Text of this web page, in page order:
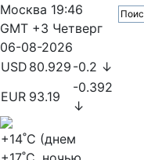
Москва 19:46
GMT +3 Четверг
06-08-2026
USD 80.929 -0.2 ↓
EUR 93.19
-0.392
↓
+14˚C (днем